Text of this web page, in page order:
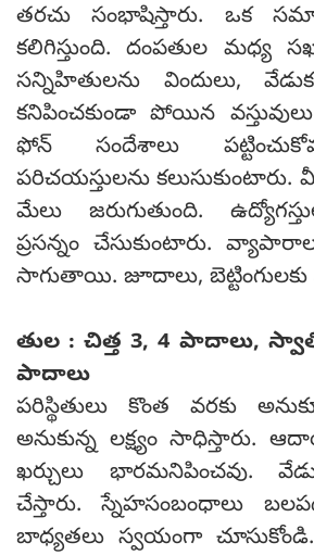
తరచు సంభాషిస్తారు. ఒక
కలిగిస్తుంది. దంపతుల మధ్య
సన్నిహితులను విందులు,
కనిపించకుండా పోయిన
ఫోన్ సందేశాలు
పరిచయస్తులను
మేలు జరుగుతుంది.
ప్రసన్నం చేసుకుంటారు.
సాగుతాయి. జూదాలు, బెట్టింగులకు
తుల : చిత్త 3, 4 పాదాలు,
పాదాలు
పరిస్థితులు కొంత వరకు
అనుకున్న లక్ష్యం సాధిస్తారు.
ఖర్చులు భారమనిపించవు.
చేస్తారు. స్నేహసంబంధాలు
బాధ్యతలు స్వయంగా